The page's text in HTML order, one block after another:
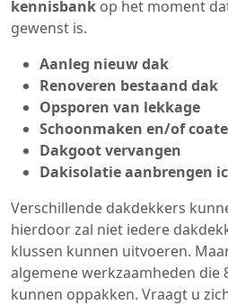
kennisbank op het moment
gewenst is.
Aanleg nieuw dak
Renoveren bestaand dak
Opsporen van lekkage
Schoonmaken en/of
Dakgoot vervangen
Dakisolatie aanbrengen
Verschillende dakdekkers
hierdoor zal niet iedere
klussen kunnen uitvoeren.
algemene werkzaamheden die
kunnen oppakken. Vraagt u